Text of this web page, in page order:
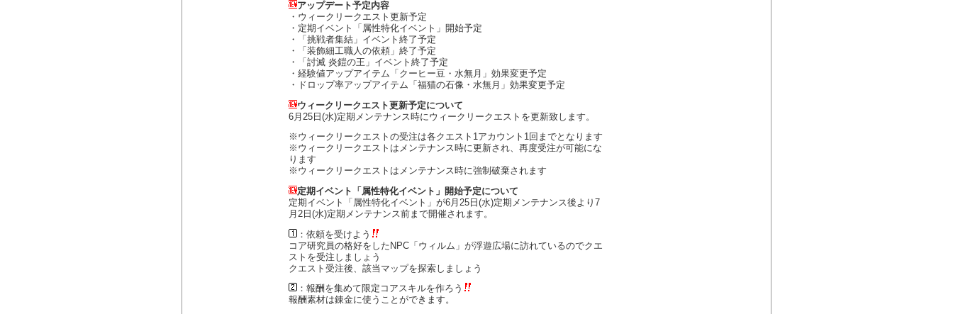
アップデート予定内容
・ウィークリークエスト更新予定
・定期イベント「属性特化イベント」開始予定
・「挑戦者集結」イベント終了予定
・「装飾細工職人の依頼」終了予定
・「討滅 炎鎧の王」イベント終了予定
・経験値アップアイテム「クーヒー豆・水無月」効果変更予定
・ドロップ率アップアイテム「福猫の石像・水無月」効果変更予定
ウィークリークエスト更新予定について
6月25日(水)定期メンテナンス時にウィークリークエストを更新致します。
※ウィークリークエストの受注は各クエスト1アカウント1回までとなります
※ウィークリークエストはメンテナンス時に更新され、再度受注が可能にな
ります
※ウィークリークエストはメンテナンス時に強制破棄されます
定期イベント「属性特化イベント」開始予定について
定期イベント「属性特化イベント」が6月25日(水)定期メンテナンス後より7
月2日(水)定期メンテナンス前まで開催されます。
：依頼を受けよう
コア研究員の格好をしたNPC「ウィルム」が浮遊広場に訪れているのでクエ
ストを受注しましょう
クエスト受注後、該当マップを探索しましょう
：報酬を集めて限定コアスキルを作ろう
報酬素材は錬金に使うことができます。